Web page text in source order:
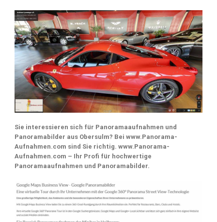
Sie interessieren sich für Panoramaaufnahmen und
Panoramabilder aus Obersulm? Bei www.Panorama-
Aufnahmen.com sind Sie richtig. www.Panorama-
Aufnahmen.com – Ihr Profi für hochwertige
Panoramaaufnahmen und Panoramabilder.